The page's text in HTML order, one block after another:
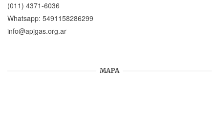
(011) 4371-6036
Whatsapp: 5491158286299
info@apjgas.org.ar
MAPA